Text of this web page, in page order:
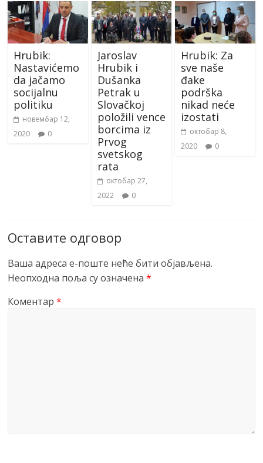
Hrubik:
Nastavićemo
da jačamo
socijalnu
politiku
новембар 12,
2020
0
Jaroslav
Hrubik i
Dušanka
Petrak u
Slovačkoj
položili vence
borcima iz
Prvog
svetskog
rata
октобар 27,
2022
0
Hrubik: Za
sve naše
đake
podrška
nikad neće
izostati
октобар 8,
2020
0
Оставите одговор
Ваша адреса е-поште неће бити објављена.
Неопходна поља су означена*
Коментар*